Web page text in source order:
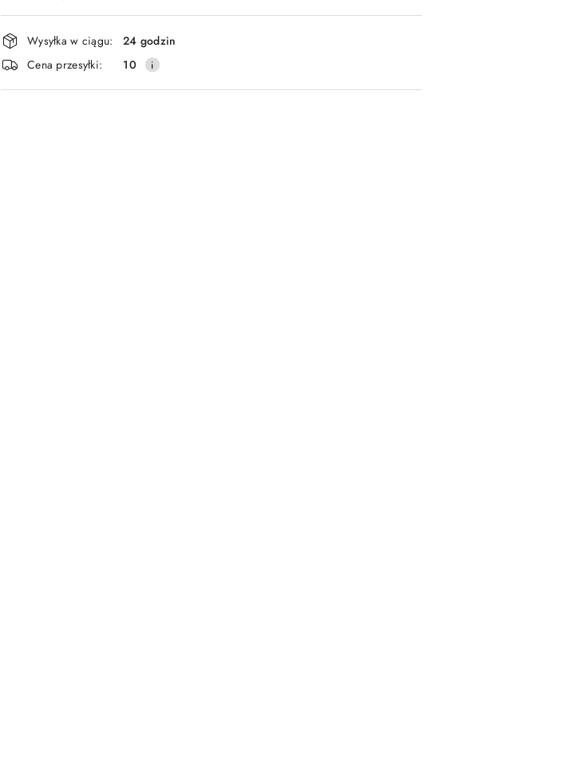
Dostępność
i
dostawa
Wysyłka w ciągu:
24 godzin
Cena przesyłki:
10